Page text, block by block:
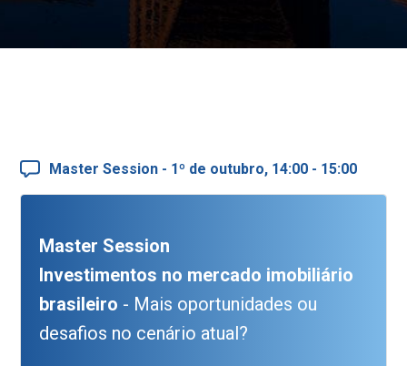
Master Session - 1º de outubro, 14:00 - 15:00
Master Session
Investimentos no mercado imobiliário
brasileiro - Mais oportunidades ou
desafios no cenário atual?